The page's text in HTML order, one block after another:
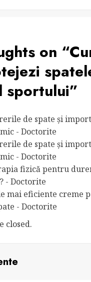
on “
sportului”
de spate și
- Doctorite
de spate și
- Doctorite
fizică pentru
- Doctorite
mai eficiente creme
- Doctorite
closed.